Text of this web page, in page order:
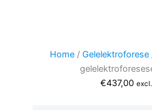
Home / Gelelektroforese
€437,00